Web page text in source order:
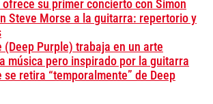
ofrece su primer concierto con Simon
Steve Morse a la guitarra: repertorio y
(Deep Purple) trabaja en un arte
música pero inspirado por la guitarra
se retira “temporalmente” de Deep